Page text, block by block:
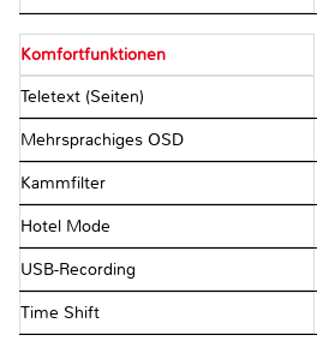
Komfortfunktionen
Teletext (Seiten)
Mehrsprachiges OSD
Kammfilter
Hotel Mode
USB-Recording
Time Shift